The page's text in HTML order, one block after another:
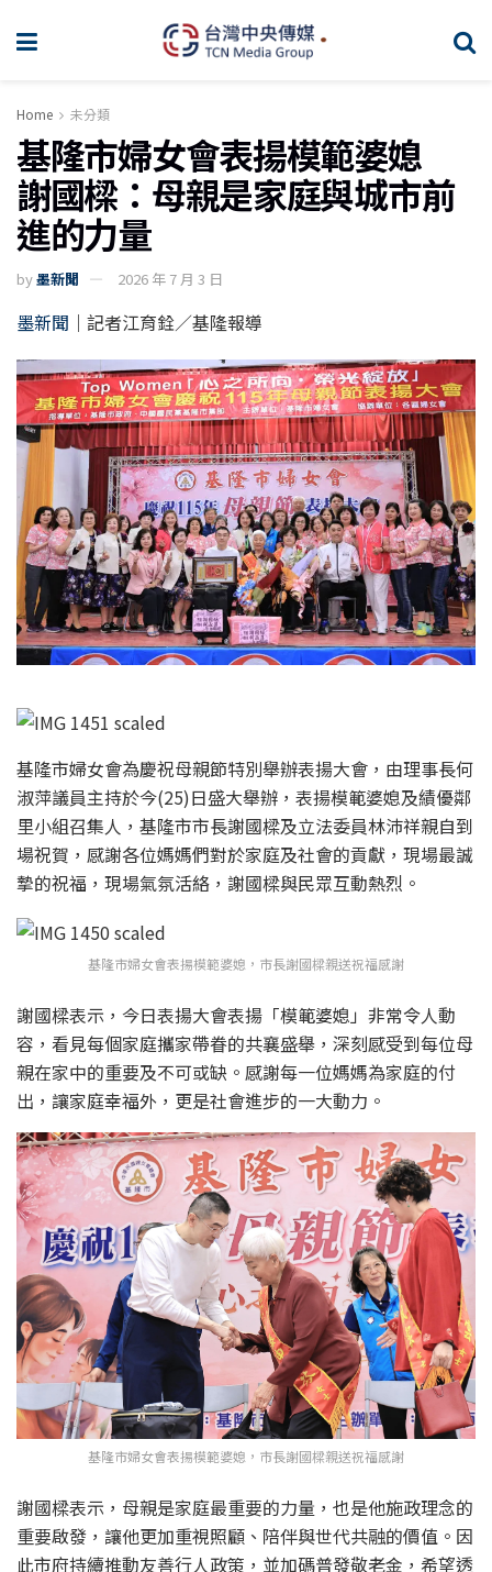
Home 未分類
基隆市婦女會表揚模範婆媳
謝國樑：母親是家庭與城市前
進的力量
by墨新聞 2026 年 7 月 3 日
墨新聞 ｜記者江育銓／基隆報導
基隆市婦女會為慶祝母親節特別舉辦表揚大會，由理事長何
淑萍議員主持於今(25)日盛大舉辦，表揚模範婆媳及績優鄰
里小組召集人，基隆市市長謝國樑及立法委員林沛祥親自到
場祝賀，感謝各位媽媽們對於家庭及社會的貢獻，現場最誠
摯的祝福，現場氣氛活絡，謝國樑與民眾互動熱烈。
基隆市婦女會表揚模範婆媳，市長謝國樑親送祝福感謝
謝國樑表示，今日表揚大會表揚「模範婆媳」非常令人動
容，看見每個家庭攜家帶眷的共襄盛舉，深刻感受到每位母
親在家中的重要及不可或缺。感謝每一位媽媽為家庭的付
出，讓家庭幸福外，更是社會進步的一大動力。
基隆市婦女會表揚模範婆媳，市長謝國樑親送祝福感謝
謝國樑表示，母親是家庭最重要的力量，也是他施政理念的
重要啟發，讓他更加重視照顧、陪伴與世代共融的價值。因
此市府持續推動友善行人政策，並加碼普發敬老金，希望透